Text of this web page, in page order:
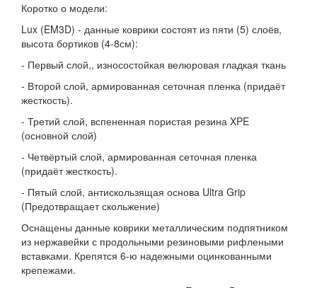
Коротко о модели:
Lux (EM3D) - данные коврики состоят из пяти (5) слоёв,
высота бортиков (4-8см):
- Первый слой,, износостойкая велюровая гладкая ткань
- Второй слой, армированная сеточная пленка (придаёт
жесткость).
- Третий слой, вспененная пористая резина XPE
(основной слой)
- Четвёртый слой, армированная сеточная пленка
(придаёт жесткость).
- Пятый слой, антискользящая основа Ultra Grip
(Предотвращает скольжение)
Оснащены данные коврики металлическим подпятником
из нержавейки с продольными резиновыми рифлеными
вставками. Крепятся 6-ю надежными оцинкованными
крепежами.